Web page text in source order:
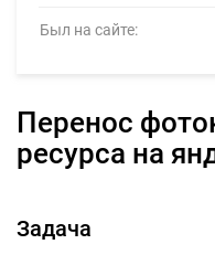
Был на сайте:
Перенос фоток с текстом с 1-го
ресурса на
Задача